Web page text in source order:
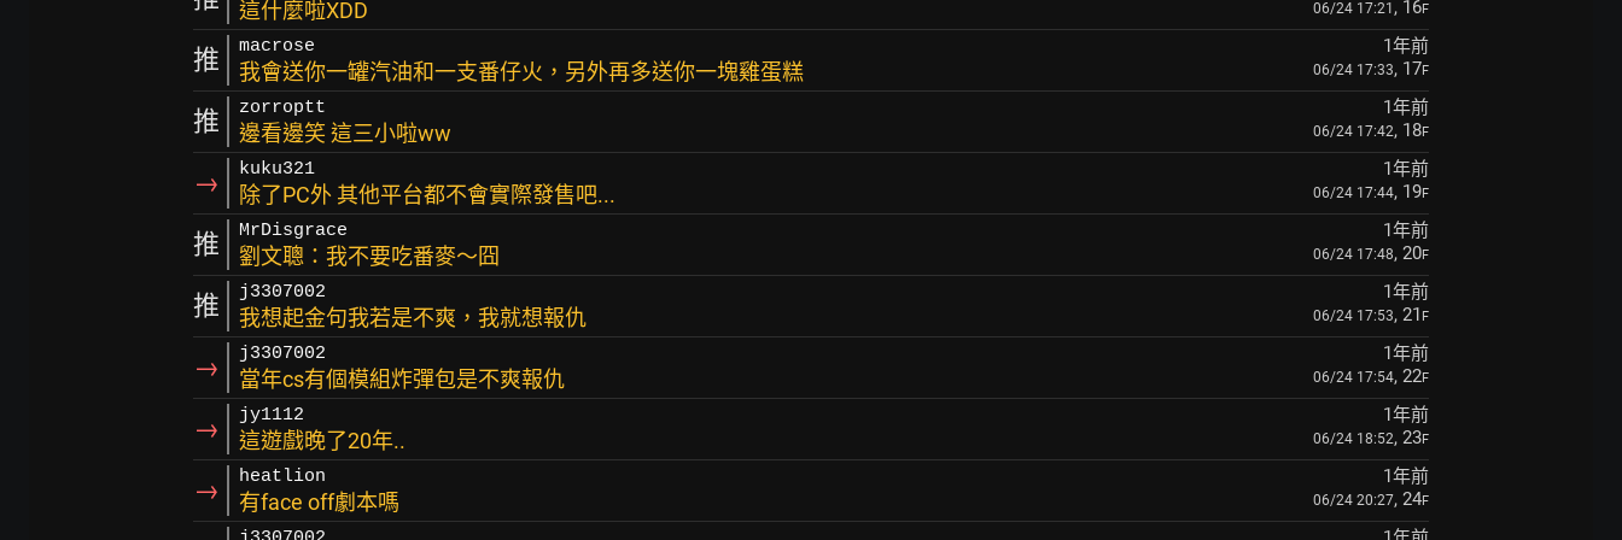
這什麼啦XDD 06/24 17:21 , 16F
推 macrose 1年前
我會送你一罐汽油和一支番仔火，另外再多送你一塊雞蛋糕 06/24 17:33, 17F
推 zorroptt 1年前
邊看邊笑 這三小啦ww 06/24 17:42, 18F
→ kuku321 1年前
除了PC外 其他平台都不會實際發售吧... 06/24 17:44, 19F
推 MrDisgrace 1年前
劉文聰：我不要吃番麥～囧 06/24 17:48, 20F
推 j3307002 1年前
我想起金句我若是不爽，我就想報仇 06/24 17:53, 21 F
→ j3307002 1年前
當年cs有個模組炸彈包是不爽報仇 06/24 17:54, 22F
→ jy1112 1年前
這遊戲晚了20年.. 06/24 18:52, 23F
→ heatlion 1年前
有face off劇本嗎 06/24 20:27, 24F